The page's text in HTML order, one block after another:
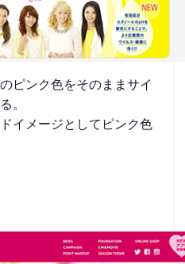
ピンク色をそのままサイ
。
イメージとしてピンク色